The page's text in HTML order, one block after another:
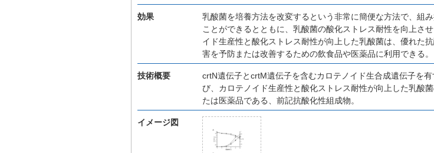
効果
乳酸菌を培養方法を改変するという非常に簡便な方法で、組
ことができるとともに、乳酸菌の酸化ストレス耐性を向上さ
イド生産性と酸化ストレス耐性が向上した乳酸菌は、優れた
害を予防または改善するための飲食品や医薬品に利用できる。
技術概要
crtN遺伝子とcrtM遺伝子を含むカロテノイド生合成遺伝子を
び、カロテノイド生産性と酸化ストレス耐性が向上した乳酸
たは医薬品である、前記抗酸化性組成物。
イメージ図